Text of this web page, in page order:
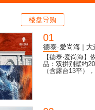
楼盘导购
01
德泰·爱尚海 |
【德泰·爱尚海】
品：双拼别墅约
（含露台13平）